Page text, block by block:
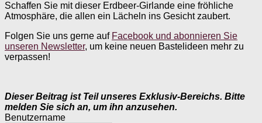
Schaffen Sie mit dieser Erdbeer-Girlande eine fröhliche
Atmosphäre, die allen ein Lächeln ins Gesicht zaubert.
Folgen Sie uns gerne auf Facebook und abonnieren Sie
unseren Newsletter, um keine neuen Bastelideen mehr zu
verpassen!
Dieser Beitrag ist Teil unseres Exklusiv-Bereichs. Bitte
melden Sie sich an, um ihn anzusehen.
Benutzername